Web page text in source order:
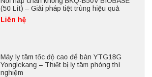
(50 Lít) – Giải pháp tiệt trùng hiệu quả
Liên hệ
Máy ly tâm tốc độ cao để bàn YTG18G
Yonglekang – Thiết bị ly tâm phòng thí
nghiệm